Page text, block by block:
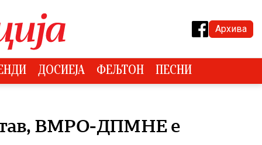
Архива
ДОСИЕЈА ФЕЉТОН ПЕСНИ
ВМРО-ДПМНЕ е